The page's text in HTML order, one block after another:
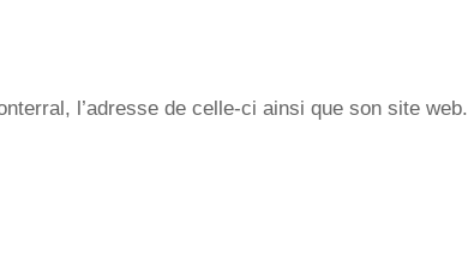
l’adresse de celle-ci ainsi que son site web.